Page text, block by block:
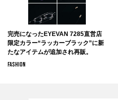
完売になったEYEVAN 7285直営店
限定カラー“ラッカーブラック”に新
たなアイテムが追加され再販。
FASHION